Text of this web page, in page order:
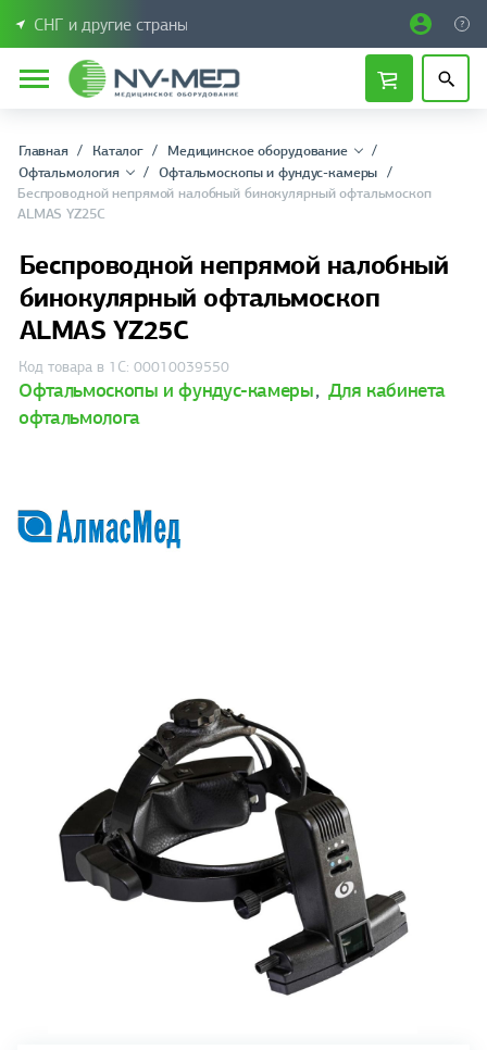
СНГ и другие страны
Главная Каталог
Медицинское оборудование
Офтальмология
Офтальмоскопы и фундус-камеры
Беспроводной непрямой налобный бинокулярный офтальмоскоп
ALMAS YZ25С
Беспроводной непрямой налобный
бинокулярный офтальмоскоп
ALMAS YZ25С
Код товара в 1С: 00010039550
Офтальмоскопы и фундус-камеры, Для кабинета
офтальмолога